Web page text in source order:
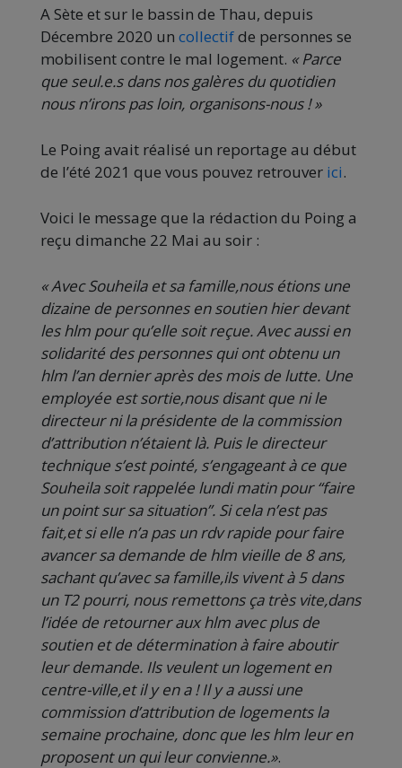
A Sète et sur le bassin de Thau, depuis
Décembre 2020 un collectifde personnes se
mobilisent contre le mal logement. « Parce
que seul.e.s dans nos galères du quotidien
nous n’irons pas loin, organisons-nous ! »
Le Poing avait réalisé un reportage au début
de l’été 2021 que vous pouvez retrouver ici.
Voici le message que la rédaction du Poing a
reçu dimanche 22 Mai au soir :
« Avec Souheila et sa famille,nous étions une
dizaine de personnes en soutien hier devant
les hlm pour qu’elle soit reçue. Avec aussi en
solidarité des personnes qui ont obtenu un
hlm l’an dernier après des mois de lutte. Une
employée est sortie,nous disant que ni le
directeur ni la présidente de la commission
d’attribution n’étaient là. Puis le directeur
technique s’est pointé, s’engageant à ce que
Souheila soit rappelée lundi matin pour “faire
un point sur sa situation”. Si cela n’est pas
fait,et si elle n’a pas un rdv rapide pour faire
avancer sa demande de hlm vieille de 8 ans,
sachant qu’avec sa famille,ils vivent à 5 dans
un T2 pourri, nous remettons ça très vite,dans
l’idée de retourner aux hlm avec plus de
soutien et de détermination à faire aboutir
leur demande. Ils veulent un logement en
centre-ville,et il y en a ! Il y a aussi une
commission d’attribution de logements la
semaine prochaine, donc que les hlm leur en
proposent un qui leur convienne.».